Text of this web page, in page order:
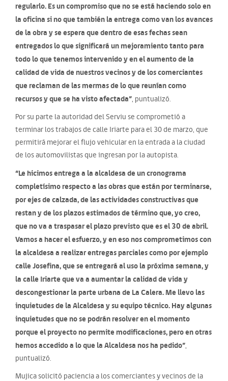
regularlo. Es un compromiso que no se está haciendo solo en
la oficina si no que también la entrega como van los avances
de la obra y se espera que dentro de esas fechas sean
entregados lo que significará un mejoramiento tanto para
todo lo que tenemos intervenido y en el aumento de la
calidad de vida de nuestros vecinos y de los comerciantes
que reclaman de las mermas de lo que reunían como
recursos y que se ha visto afectada”, puntualizó.
Por su parte la autoridad del Serviu se comprometió a
terminar los trabajos de calle Iriarte para el 30 de marzo, que
permitirá mejorar el flujo vehicular en la entrada a la ciudad
de los automovilistas que ingresan por la autopista.
“Le hicimos entrega a la alcaldesa de un cronograma
completísimo respecto a las obras que están por terminarse,
por ejes de calzada, de las actividades constructivas que
restan y de los plazos estimados de término que, yo creo,
que no va a traspasar el plazo previsto que es el 30 de abril.
Vamos a hacer el esfuerzo, y en eso nos comprometimos con
la alcaldesa a realizar entregas parciales como por ejemplo
calle Josefina, que se entregará al uso la próxima semana, y
la calle Iriarte que va a aumentar la calidad de vida y
descongestionar la parte urbana de La Calera. Me llevo las
inquietudes de la Alcaldesa y su equipo técnico. Hay algunas
inquietudes que no se podrán resolver en el momento
porque el proyecto no permite modificaciones, pero en otras
hemos accedido a lo que la Alcaldesa nos ha pedido”,
puntualizó.
Mujica solicitó paciencia a los comerciantes y vecinos de la